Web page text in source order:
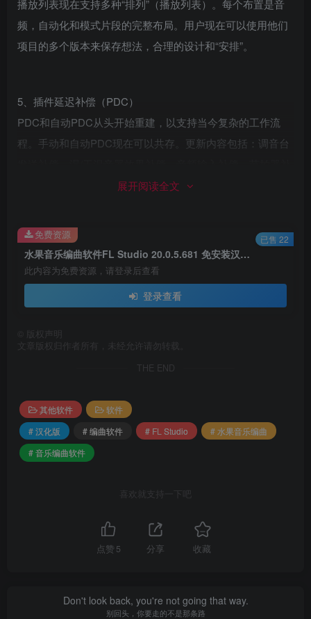
播放列表现在支持多种“排列”（播放列表）。每个布置是音
频，自动化和模式片段的完整布局。用户现在可以使用他们
项目的多个版本来保存想法，合理的设计和“安排”。
5、插件延迟补偿（PDC）
PDC和自动PDC从头开始重建，以支持当今复杂的工作流
程。手动和自动PDC现在可以共存。更新内容包括：调音台
偿，每个插件记忆的插件包装自定义值以及混音器中改进的
展开阅读全文
水果音乐编曲软件FL Studio 20.0.5.681 免安装汉化版 免费下载
此内容为免费资源，请登录后查看
登录查看
免费资源 已售 22
版权声明
文章版权归作者所有，未经允许请勿转载。
THE END
其他软件
软件
# 汉化版
# 编曲软件 # FL Studio
# 水果音乐编曲
# 音乐编曲软件
喜欢就支持一下吧
点赞 5 分享 收藏
Don't look back, you're not going that way.
别回头，你要走的不是那条路